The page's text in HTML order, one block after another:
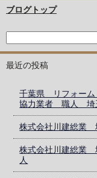
ブログトップ
最近の投稿
千葉県 リフォー
協力業者 職人
株式会社川建総
株式会社川建総
人